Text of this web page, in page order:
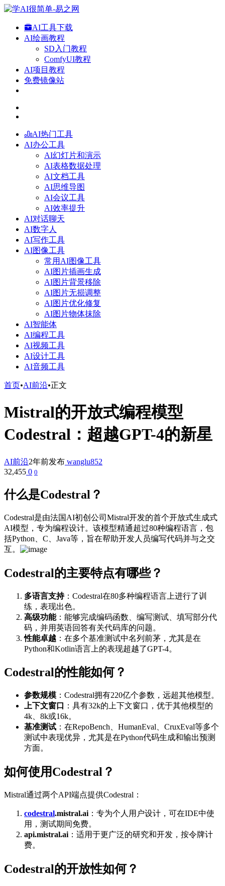
AI工具下载
AI绘画教程
SD入门教程
ComfyUI教程
AI项目教程
免费镜像站
AI热门工具
AI办公工具
AI幻灯片和演示
AI表格数据处理
AI文档工具
AI思维导图
AI会议工具
AI效率提升
AI对话聊天
AI数字人
AI写作工具
AI图像工具
常用AI图像工具
AI图片插画生成
AI图片背景移除
AI图片无损调整
AI图片优化修复
AI图片物体抹除
AI智能体
AI编程工具
AI视频工具
AI设计工具
AI音频工具
首页•AI前沿•正文
Mistral的开放式编程模型
Codestral：超越GPT-4的新星
AI前沿2年前发布 wanglu852
32,455 0 0
什么是Codestral？
Codestral是由法国AI初创公司Mistral开发的首个开放式生成式
AI模型，专为编程设计。该模型精通超过80种编程语言，包
括Python、C、Java等，旨在帮助开发人员编写代码并与之交
互。
Codestral的主要特点有哪些？
多语言支持：Codestral在80多种编程语言上进行了训
练，表现出色。
高级功能：能够完成编码函数、编写测试、填写部分代
码，并用英语回答有关代码库的问题。
性能卓越 ：在多个基准测试中名列前茅，尤其是在
Python和Kotlin语言上的表现超越了GPT-4。
Codestral的性能如何？
参数规模 ：Codestral拥有220亿个参数，远超其他模型。
上下文窗口
：具有32k的上下文窗口，优于其他模型的
4k、8k或16k。
基准测试 ：在RepoBench、HumanEval、CruxEval等多个
测试中表现优异，尤其是在Python代码生成和输出预测
方面。
如何使用Codestral？
Mistral通过两个API端点提供Codestral：
codestral.mistral.ai ：专为个人用户设计，可在IDE中使
用，测试期间免费。
api.mistral.ai ：适用于更广泛的研究和开发，按令牌计
费。
Codestral的开放性如何？